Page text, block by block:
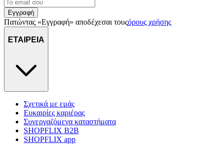
Εγγραφή
Πατώντας «Εγγραφή» αποδέχεσαι τουςόρους χρήσης
ΕΤΑΙΡΕΙΑ
Σχετικά με εμάς
Ευκαιρίες καριέρας
Συνεργαζόμενα καταστήματα
SHOPFLIX B2B
SHOPFLIX app